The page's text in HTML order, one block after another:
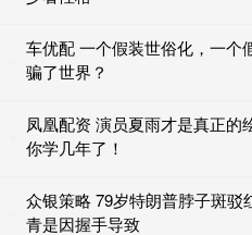
车优配 一个假装世俗化，一个
骗了世界？
凤凰配资 演员夏雨才是真正的
你学几年了！
众银策略 79岁特朗普脖子斑
青是因握手导致